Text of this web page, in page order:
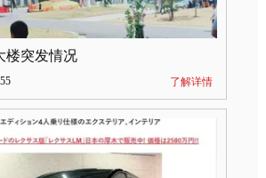
楼突发情况
了解详情